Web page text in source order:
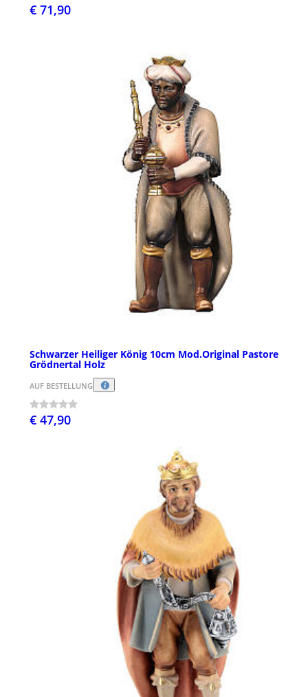
€ 71,90
Schwarzer Heiliger König 10cm Mod.Original Pastore
Grödnertal Holz
AUF BESTELLUNG
€ 47,90